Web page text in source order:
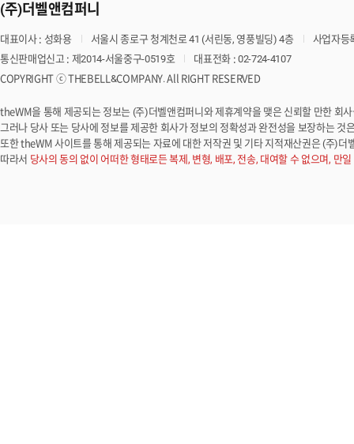
(주)더벨앤컴퍼니
대표이사 : 성화용 서울시 종로구 청계천로 41 (서린동, 영풍빌딩) 4층
사업자등
통신판매업신고 : 제2014-서울중구-0519호
대표전화 : 02-724-4107
COPYRIGHT ⓒ THEBELL&COMPANY. All RIGHT RESERVED
theWM을 통해 제공되는 정보는 (주)더벨앤컴퍼니와 제휴계약을 맺은 신뢰할 만한 회
그러나 당사 또는 당사에 정보를 제공한 회사가 정보의 정확성과 완전성을 보장하는
또한 theWM 사이트를 통해 제공되는 자료에 대한 저작권 및 기타 지적재산권은 (주)더
따라서 당사의 동의 없이 어떠한 형태로든 복제, 변형, 배포, 전송, 대여할 수 없으며, 만